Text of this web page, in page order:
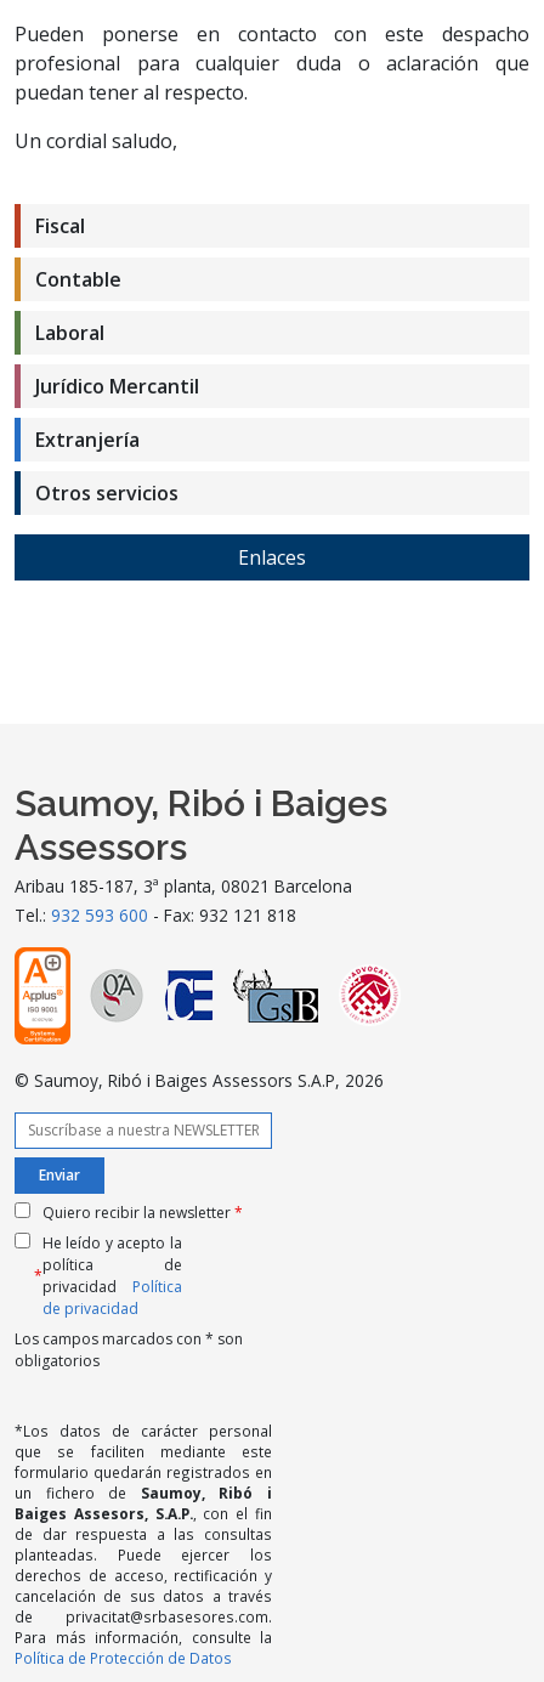
Pueden ponerse en contacto con este despacho
profesional para cualquier duda o aclaración que
puedan tener al respecto.
Un cordial saludo,
Fiscal
Contable
Laboral
Jurídico Mercantil
Extranjería
Otros servicios
Enlaces
Saumoy, Ribó i Baiges
Assessors
Aribau 185-187, 3ª planta, 08021 Barcelona
Tel.: 932 593 600 - Fax: 932 121 818
© Saumoy, Ribó i Baiges Assessors S.A.P, 2026
Los campos marcados con * son
obligatorios
Quiero recibir la newsletter*
*
He leído y acepto la
política de
privacidad Política
de privacidad
*Los datos de carácter personal
que se faciliten mediante este
formulario quedarán registrados en
un fichero de Saumoy, Ribó i
Baiges Assesors, S.A.P., con el fin
de dar respuesta a las consultas
planteadas. Puede ejercer los
derechos de acceso, rectificación y
cancelación de sus datos a través
de privacitat@srbasesores.com.
Para más información, consulte la
Política de Protección de Datos